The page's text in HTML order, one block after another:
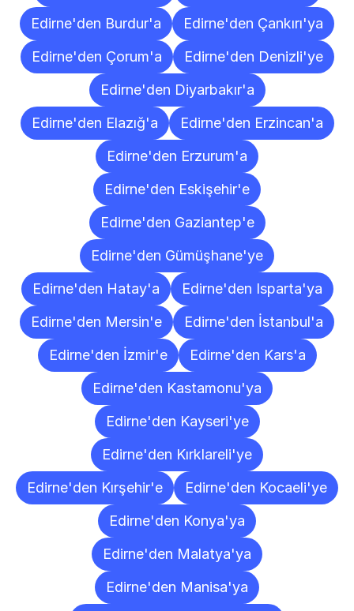
Edirne'den Burdur'a
Edirne'den Çankırı'ya
Edirne'den Çorum'a
Edirne'den Denizli'ye
Edirne'den Diyarbakır'a
Edirne'den Elazığ'a
Edirne'den Erzincan'a
Edirne'den Erzurum'a
Edirne'den Eskişehir'e
Edirne'den Gaziantep'e
Edirne'den Gümüşhane'ye
Edirne'den Hatay'a
Edirne'den Isparta'ya
Edirne'den Mersin'e
Edirne'den İstanbul'a
Edirne'den İzmir'e
Edirne'den Kars'a
Edirne'den Kastamonu'ya
Edirne'den Kayseri'ye
Edirne'den Kırklareli'ye
Edirne'den Kırşehir'e
Edirne'den Kocaeli'ye
Edirne'den Konya'ya
Edirne'den Malatya'ya
Edirne'den Manisa'ya